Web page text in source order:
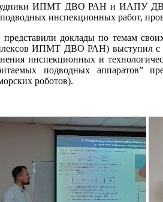
ИПМТ ДВО РАН и ИАПУ
инспекционных работ,
доклады по темам
ИПМТ ДВО РАН) выступил с
инспекционных и
подводных
роботов).